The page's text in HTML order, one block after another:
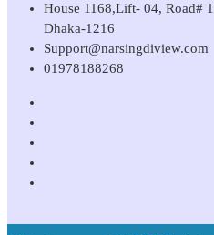
House 1168,Lift- 04, Road#
Dhaka-1216
Support@narsingdiview.com
01978188268